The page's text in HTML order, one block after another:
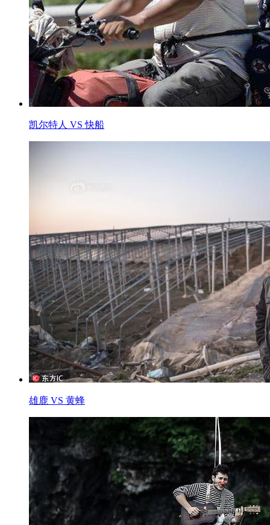
凯尔特人 VS 快船
雄鹿 VS 黄蜂